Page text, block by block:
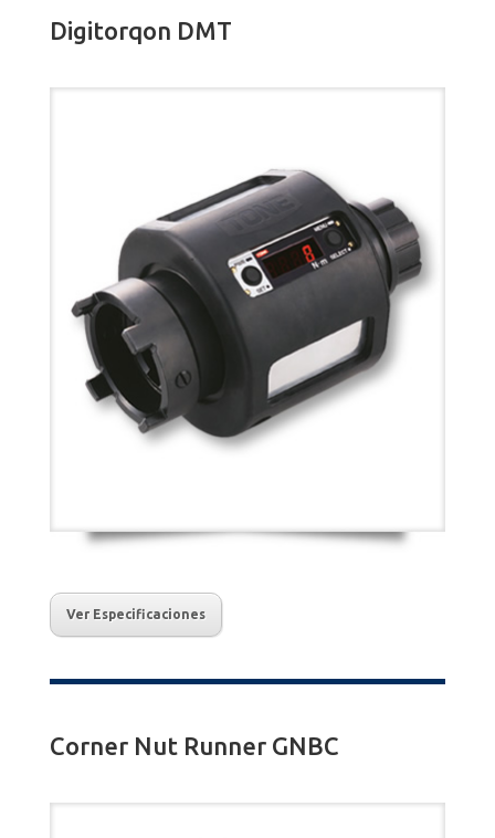
Digitorqon DMT
Ver Especificaciones
Corner Nut Runner GNBC